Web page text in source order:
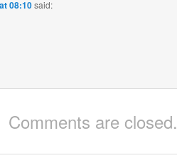
08:10said:
Comments are closed.